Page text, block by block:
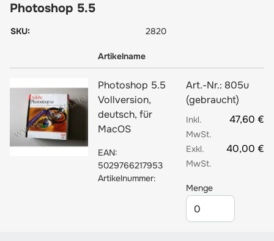
Photoshop 5.5
SKU: 2820
Artikelname
Photoshop 5.5
Vollversion,
deutsch, für
MacOS
EAN:
5029766217953
Artikelnummer:
Art.-Nr.: 805u
(gebraucht)
47,60 €
40,00 €
Menge